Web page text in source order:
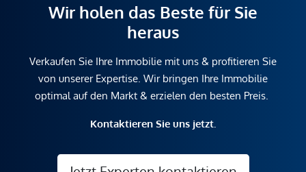
Wir holen das Beste für Sie
heraus
Verkaufen Sie Ihre Immobilie mit uns & profitieren Sie
von unserer Expertise. Wir bringen Ihre Immobilie
optimal auf den Markt & erzielen den besten Preis.
Kontaktieren Sie uns jetzt.